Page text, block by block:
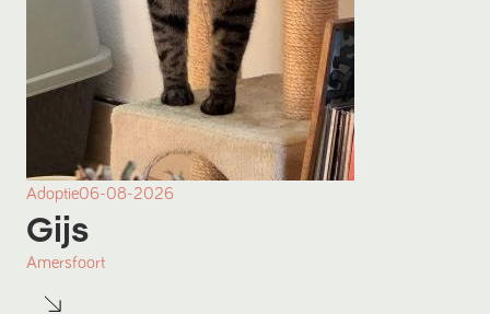
Adoptie06-08-2026
Gijs
Amersfoort